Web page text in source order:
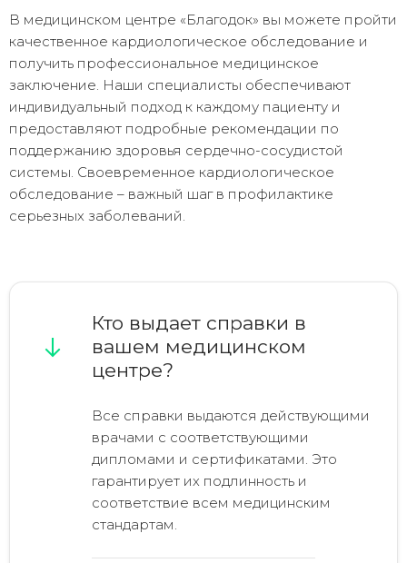
В медицинском центре «Благодок» вы можете пройти
качественное кардиологическое обследование и
получить профессиональное медицинское
заключение. Наши специалисты обеспечивают
индивидуальный подход к каждому пациенту и
предоставляют подробные рекомендации по
поддержанию здоровья сердечно-сосудистой
системы. Своевременное кардиологическое
обследование – важный шаг в профилактике
серьезных заболеваний.
Кто выдает справки в
вашем медицинском
центре?
Все справки выдаются действующими
врачами с соответствующими
дипломами и сертификатами. Это
гарантирует их подлинность и
соответствие всем медицинским
стандартам.